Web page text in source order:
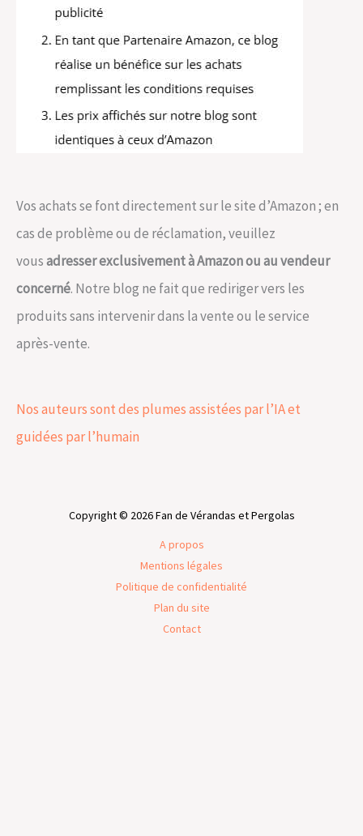
Vos achats se font directement sur le site d’Amazon ; en
cas de problème ou de réclamation, veuillez
vousadresser exclusivement à Amazon ou au vendeur
concerné. Notre blog ne fait que rediriger vers les
produits sans intervenir dans la vente ou le service
après-vente.
Nos auteurs sont des plumes assistées par l’IA et
guidées par l’humain
Copyright © 2026 Fan de Vérandas et Pergolas
A propos
Mentions légales
Politique de confidentialité
Plan du site
Contact